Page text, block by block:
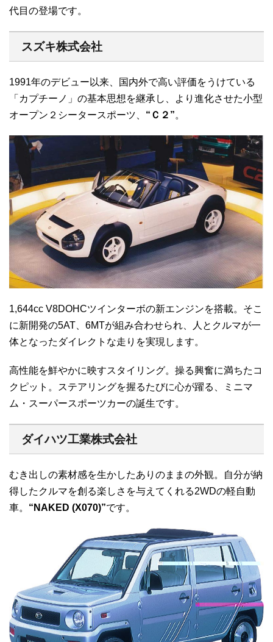
代目の登場です。
スズキ株式会社
1991年のデビュー以来、国内外で高い評価をうけている
「カプチーノ」の基本思想を継承し、より進化させた小型
オープン２シータースポーツ、 “Ｃ２”。
1,644cc V8DOHCツインターボの新エンジンを搭載。そこ
に新開発の5AT、6MTが組み合わせられ、人とクルマが一
体となったダイレクトな走りを実現します。
高性能を鮮やかに映すスタイリング。操る興奮に満ちたコ
クピット。ステアリングを握るたびに心が躍る、ミニマ
ム・スーパースポーツカーの誕生です。
ダイハツ工業株式会社
むき出しの素材感を生かしたありのままの外観。自分が納
得したクルマを創る楽しさを与えてくれる2WDの軽自動
車。 “NAKED (X070)”です。